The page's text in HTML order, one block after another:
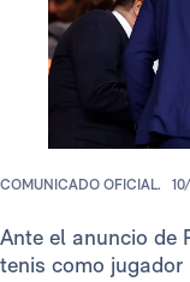
COMUNICADO OFICIAL.
Ante el anuncio de
tenis como jugador